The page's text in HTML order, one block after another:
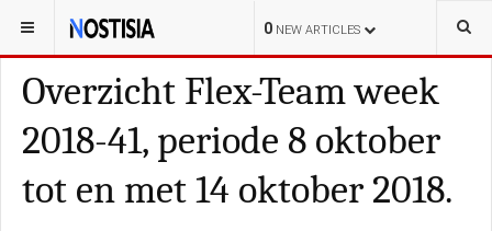
0 NEW ARTICLES
YOU ARE HERE: ARUBA
Overzicht Flex-Team week
2018-41, periode 8 oktober
tot en met 14 oktober 2018.